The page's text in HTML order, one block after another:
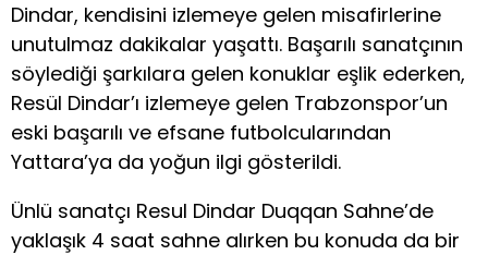
Dindar, kendisini izlemeye gelen misafirlerine
unutulmaz dakikalar yaşattı. Başarılı sanatçının
söylediği şarkılara gelen konuklar eşlik ederken,
Resül Dindar’ı izlemeye gelen Trabzonspor’un
eski başarılı ve efsane futbolcularından
Yattara’ya da yoğun ilgi gösterildi.
Ünlü sanatçı Resul Dindar Duqqan Sahne’de
yaklaşık 4 saat sahne alırken bu konuda da bir